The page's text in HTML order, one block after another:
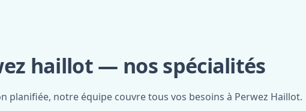
haillot — nos spécialités
planifiée, notre équipe couvre tous vos besoins à Perwez Haillot.